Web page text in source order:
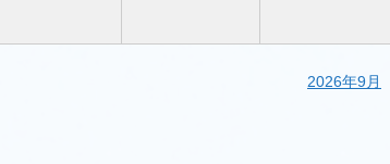
2026年9月